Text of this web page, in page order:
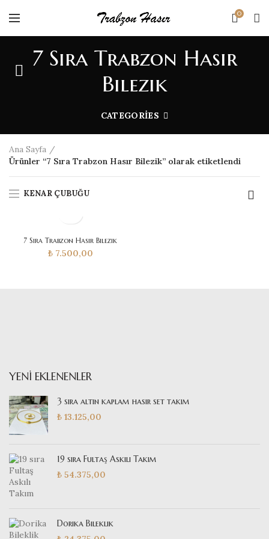
0
7 Sıra Trabzon Hasır
Bilezik
CATEGORIES
Ana Sayfa
Ürünler “7 Sıra Trabzon Hasır Bilezik” olarak etiketlendi
KENAR ÇUBUĞU
7 Sıra Trabzon Hasır Bilezik
₺7.500,00
YENI EKLENENLER
3 sıra altın kaplam hasır set takım
₺ 13.125,00
19 sıra Fultaş Askılı Takım
₺ 54.375,00
Dorika Bileklik